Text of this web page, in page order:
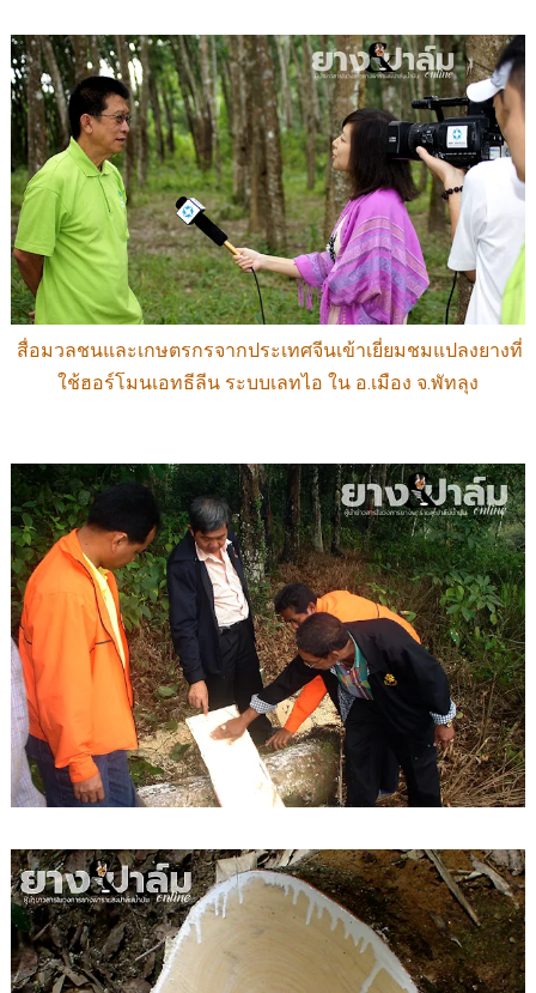
สื่อมวลชนและเกษตรกรจากประเทศจีนเข้าเยี่ยมชมแปลงยางที่
ใช้ฮอร์โมนเอทธีลีน ระบบเลทไอ ใน อ.เมือง จ.พัทลุง